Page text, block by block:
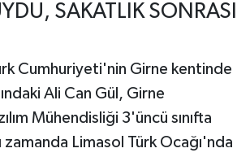
SAKATLIK SONRASI
Cumhuriyeti'nin Girne kentinde
Ali Can Gül, Girne
Mühendisliği 3'üncü sınıfta
zamanda Limasol Türk Ocağı'nda